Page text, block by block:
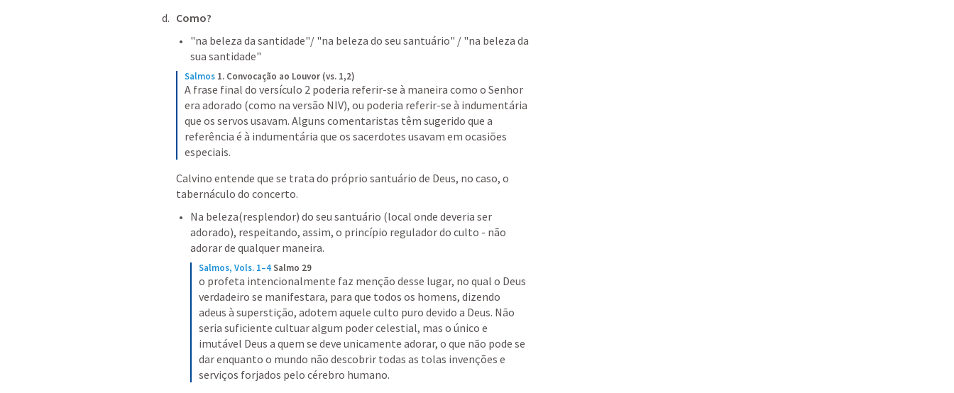
Como?
"na beleza da santidade"/ "na beleza do seu santuário" / "na beleza da
sua santidade"
Salmos 1. Convocação ao Louvor (vs. 1,2)
A frase final do versículo 2 poderia referir-se à maneira como o Senhor
era adorado (como na versão NIV), ou poderia referir-se à indumentária
que os servos usavam. Alguns comentaristas têm sugerido que a
referência é à indumentária que os sacerdotes usavam em ocasiões
especiais.
Calvino entende que se trata do próprio santuário de Deus, no caso, o
tabernáculo do concerto.
Na beleza(resplendor) do seu santuário (local onde deveria ser
adorado), respeitando, assim, o princípio regulador do culto - não
adorar de qualquer maneira.
Salmos, Vols. 1–4Salmo 29
o profeta intencionalmente faz menção desse lugar, no qual o Deus
verdadeiro se manifestara, para que todos os homens, dizendo
adeus à superstição, adotem aquele culto puro devido a Deus. Não
seria suficiente cultuar algum poder celestial, mas o único e
imutável Deus a quem se deve unicamente adorar, o que não pode se
dar enquanto o mundo não descobrir todas as tolas invenções e
serviços forjados pelo cérebro humano.